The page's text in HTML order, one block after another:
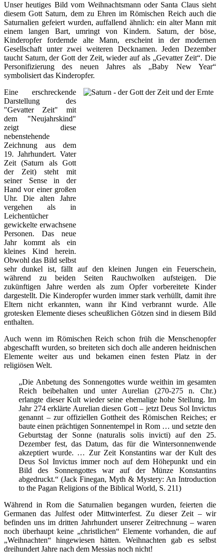
Unser heutiges Bild vom Weihnachtsmann oder Santa Claus sieht
diesem Gott Saturn, dem zu Ehren im Römischen Reich auch die
Saturnalien gefeiert wurden, auffallend ähnlich: ein alter Mann mit
einem langen Bart, umringt von Kindern. Saturn, der böse,
Kinderopfer fordernde alte Mann, erscheint in der modernen
Gesellschaft unter zwei weiteren Decknamen. Jeden Dezember
taucht Saturn, der Gott der Zeit, wieder auf als „Gevatter Zeit“. Die
Personifizierung des neuen Jahres als „Baby New Year“
symbolisiert das Kinderopfer.
Eine erschreckende
Darstellung des
"Gevatter Zeit" mit
dem "Neujahrskind"
zeigt diese
nebenstehende
Zeichnung aus dem
19. Jahrhundert. Vater
Zeit (Saturn als Gott
der Zeit) steht mit
seiner Sense in der
Hand vor einer großen
Uhr. Die alten Jahre
vergehen als in
Leichentücher
gewickelte erwachsene
Personen. Das neue
Jahr kommt als ein
kleines Kind herein.
Obwohl das Bild selbst
sehr dunkel ist, fällt auf den kleinen Jungen ein Feuerschein,
während zu beiden Seiten Rauchwolken aufsteigen. Die
zukünftigen Jahre werden als zum Opfer vorbereitete Kinder
dargestellt. Die Kinderopfer wurden immer stark verhüllt, damit ihre
Eltern nicht erkannten, wann ihr Kind verbrannt wurde. Alle
grotesken Elemente dieses scheußlichen Götzen sind in diesem Bild
enthalten.
Auch wenn im Römischen Reich schon früh die Menschenopfer
abgeschafft wurden, so breiteten sich doch alle anderen heidnischen
Elemente weiter aus und bekamen einen festen Platz in der
religiösen Welt.
„Die Anbetung des Sonnengottes wurde weithin im gesamten
Reich beibehalten und unter Aurelian (270-275 n. Chr.)
erlangte dieser Kult wieder seine ehemalige hohe Stellung. Im
Jahr 274 erklärte Aurelian diesen Gott – jetzt Deus Sol Invictus
genannt – zur offiziellen Gottheit des Römischen Reiches; er
baute einen prächtigen Sonnentempel in Rom … und setzte den
Geburtstag der Sonne (naturalis solis invicti) auf den 25.
Dezember fest, das Datum, das für die Wintersonnenwende
akzeptiert wurde. … Zur Zeit Konstantins war der Kult des
Deus Sol Invictus immer noch auf dem Höhepunkt und ein
Bild des Sonnengottes war auf der Münze Konstantins
abgedruckt.“ (Jack Finegan, Myth & Mystery: An Introduction
to the Pagan Religions of the Biblical World, S. 211)
Während in Rom die Saturnalien begangen wurden, feierten die
Germanen das Julfest oder Mittwinterfest. Zu dieser Zeit – wir
befinden uns im dritten Jahrhundert unserer Zeitrechnung – waren
noch überhaupt keine „christlichen“ Elemente vorhanden, die auf
„Weihnachten“ hingewiesen hätten. Weihnachten gab es selbst
dreihundert Jahre nach dem Messias noch nicht!